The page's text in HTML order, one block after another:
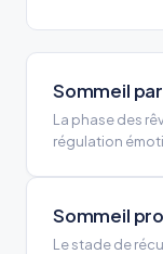
Sommeil
La phase des
régulation
Sommeil
Le stade de